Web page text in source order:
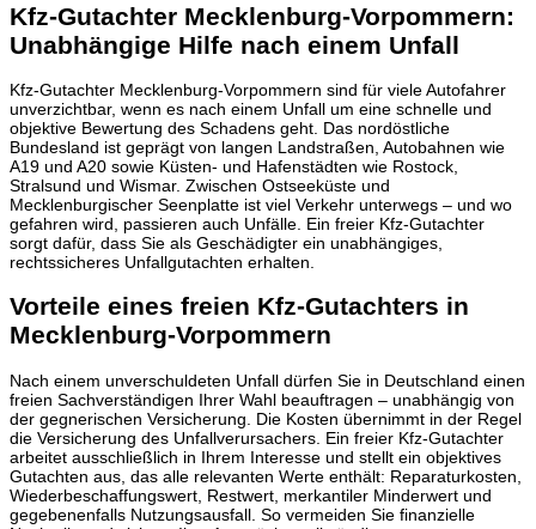
Kfz-Gutachter Mecklenburg-Vorpommern:
Unabhängige Hilfe nach einem Unfall
Kfz-Gutachter Mecklenburg-Vorpommern sind für viele Autofahrer
unverzichtbar, wenn es nach einem Unfall um eine schnelle und
objektive Bewertung des Schadens geht. Das nordöstliche
Bundesland ist geprägt von langen Landstraßen, Autobahnen wie
A19 und A20 sowie Küsten- und Hafenstädten wie Rostock,
Stralsund und Wismar. Zwischen Ostseeküste und
Mecklenburgischer Seenplatte ist viel Verkehr unterwegs – und wo
gefahren wird, passieren auch Unfälle. Ein freier Kfz-Gutachter
sorgt dafür, dass Sie als Geschädigter ein unabhängiges,
rechtssicheres Unfallgutachten erhalten.
Vorteile eines freien Kfz-Gutachters in
Mecklenburg-Vorpommern
Nach einem unverschuldeten Unfall dürfen Sie in Deutschland einen
freien Sachverständigen Ihrer Wahl beauftragen – unabhängig von
der gegnerischen Versicherung. Die Kosten übernimmt in der Regel
die Versicherung des Unfallverursachers. Ein freier Kfz-Gutachter
arbeitet ausschließlich in Ihrem Interesse und stellt ein objektives
Gutachten aus, das alle relevanten Werte enthält: Reparaturkosten,
Wiederbeschaffungswert, Restwert, merkantiler Minderwert und
gegebenenfalls Nutzungsausfall. So vermeiden Sie finanzielle